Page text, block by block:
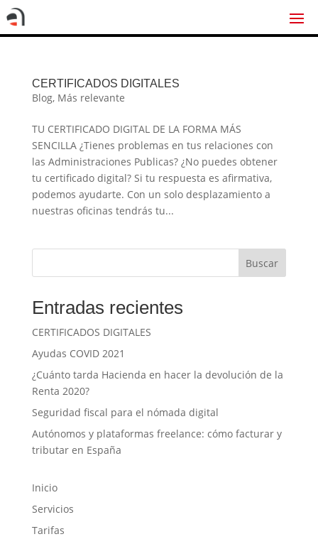
CERTIFICADOS DIGITALES
Blog, Más relevante
TU CERTIFICADO DIGITAL DE LA FORMA MÁS
SENCILLA ¿Tienes problemas en tus relaciones con
las Administraciones Publicas? ¿No puedes obtener
tu certificado digital? Si tu respuesta es afirmativa,
podemos ayudarte. Con un solo desplazamiento a
nuestras oficinas tendrás tu...
Buscar
Entradas recientes
CERTIFICADOS DIGITALES
Ayudas COVID 2021
¿Cuánto tarda Hacienda en hacer la devolución de la
Renta 2020?
Seguridad fiscal para el nómada digital
Autónomos y plataformas freelance: cómo facturar y
tributar en España
Inicio
Servicios
Tarifas